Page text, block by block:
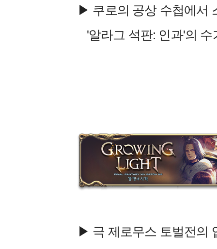
▶ 쿠로의 공상 수첩에서
'알라그 석판: 인과'의
▶ 극 제로무스 토벌전의